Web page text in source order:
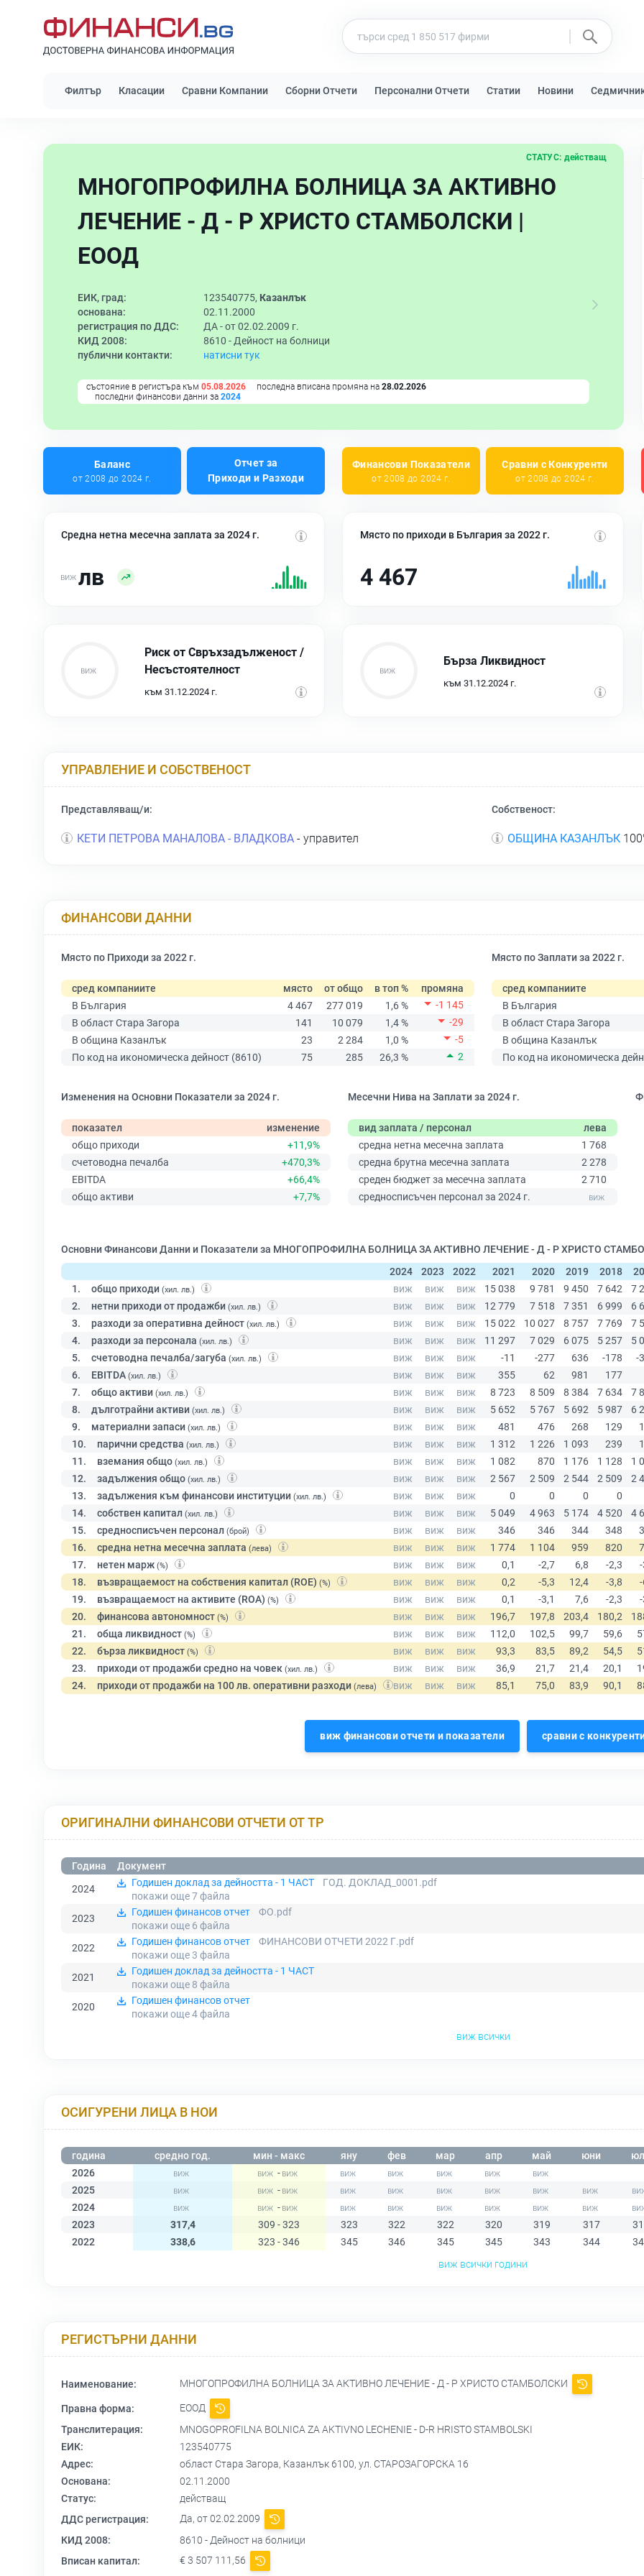
Филтър Класации Сравни Компании Сборни Отчети Персонални Отчети Статии Новини
МНОГОПРОФИЛНА БОЛНИЦА ЗА АКТИВНО
ЛЕЧЕНИЕ - Д - Р ХРИСТО СТАМБОЛСКИ |
ЕООД
СТАТУС: действащ
ЕИК, град: 123540775, Казанлък
основана:
02.11.2000
регистрация по ДДС:
ДА - от 02.02.2009 г.
КИД 2008:
8610 - Дейност на болници
публични контакти:
натисни тук
състояние в регистъра към 05.08.2026 последна вписана промяна на 28.02.2026
последни финансови данни за 2024
Баланс
от 2008 до 2024 г.
Отчет за
Приходи и Разходи
Финансови Показатели
от 2008 до 2024 г.
Сравни с Конкуренти
от 2008 до 2024 г.
Средна нетна месечна заплата за 2024 г.
лв
Място по приходи в България за 2022 г.
4 467
Риск от Свръхзадълженост /
Несъстоятелност
към 31.12.2024 г.
Бърза Ликвидност
към 31.12.2024 г.
УПРАВЛЕНИЕ И СОБСТВЕНОСТ
Представляващ/и:
КЕТИ ПЕТРОВА МАНАЛОВА - ВЛАДКОВА - управител
Собственост:
ОБЩИНА КАЗАНЛЪК
ФИНАНСОВИ ДАННИ
Място по Приходи за 2022 г.
сред компаниите място от общо в топ %
промяна
В България
4 467 277 019 1,6 %
-1 145
В област Стара Загора
141 10 079 1,4 %
-29
В община Казанлък
23 2 284 1,0 %
-5
По код на икономическа дейност (8610)
75 285 26,3 % 2
Място по Заплати за 2022 г.
сред компаниите
В България
В област Стара Загора
В община Казанлък
По код на икономическа
Изменения на Основни Показатели за 2024 г.
показател
изменение
общо приходи
+11,9%
счетоводна печалба
+470,3%
EBITDA
+66,4%
общо активи
+7,7%
Месечни Нива на Заплати за 2024 г.
вид заплата / персонал
лева
средна нетна месечна заплата
1 768
средна брутна месечна заплата
2 278
среден бюджет за месечна заплата
2 710
средносписъчен персонал за 2024 г.
Основни Финансови Данни и Показатели за МНОГОПРОФИЛНА БОЛНИЦА ЗА АКТИВНО ЛЕЧЕНИЕ - Д - Р ХРИСТО
2024
2023 2022 2021 2020 2019 2018
1.
общо приходи (хил. лв.)
2. нетни приходи от продажби (хил. лв.)
3. разходи за оперативна дейност (хил. лв.)
4. разходи за персонала (хил. лв.)
5. счетоводна печалба/загуба (хил. лв.)
6. EBITDA (хил. лв.)
7. общо активи (хил. лв.)
8. дълготрайни активи (хил. лв.)
9. материални запаси (хил. лв.)
10. парични средства (хил. лв.)
11. вземания общо (хил. лв.)
12. задължения общо (хил. лв.)
13. задължения към финансови институции (хил. лв.)
14. собствен капитал (хил. лв.)
15. средносписъчен персонал (брой)
16. средна нетна месечна заплата (лева)
17. нетен марж (%)
18. възвращаемост на собствения капитал (ROE) (%)
19. възвращаемост на активите (ROA) (%)
20. финансова автономност (%)
21. обща ликвидност (%)
22. бърза ликвидност (%)
23. приходи от продажби средно на човек (хил. лв.)
24. приходи от продажби на 100 лв. оперативни разходи (лева)
виж финансови отчети и показатели сравни с
ОРИГИНАЛНИ ФИНАНСОВИ ОТЧЕТИ ОТ ТР
Година
Документ
2024
Годишен доклад за дейността - 1 ЧАСТ
ГОД. ДОКЛАД_0001.pdf
покажи още 7файла
2023
Годишен финансов отчет
ФО.pdf
покажи още 6 файла
2022
Годишен финансов отчет
ФИНАНСОВИ ОТЧЕТИ 2022 Г.pdf
покажи още 3 файла
2021
Годишен доклад за дейността - 1 ЧАСТ
покажи още 8 файла
2020
Годишен финансов отчет
покажи още 4файла
виж всички
ОСИГУРЕНИ ЛИЦА В НОИ
година средно год. мин - макс яну фев мар апр май юни
2026
-
2025
-
2024
-
2023
317,4 309 - 323 323 322 322 320 319 317
2022
338,6 323 - 346 345 346 345 345 343 344
виж всички години
РЕГИСТЪРНИ ДАННИ
Наименование: МНОГОПРОФИЛНА БОЛНИЦА ЗА АКТИВНО ЛЕЧЕНИЕ - Д - Р ХРИСТО СТАМБОЛСКИ
Правна форма:
ЕООД
Транслитерация:
MNOGOPROFILNA BOLNICA ZA AKTIVNO LECHENIE - D-R HRISTO STAMBOLSKI
ЕИК:
123540775
Адрес:
област Стара Загора, Казанлък 6100, ул. СТАРОЗАГОРСКА 16
Основана:
02.11.2000
Статус:
действащ
ДДС регистрация:
Да, от 02.02.2009
КИД 2008:
8610 - Дейност на болници
Вписан капитал:
€ 3 507 111,56